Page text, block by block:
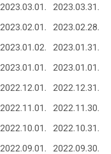
2023.03.01.
2023.03.31.
2023.02.01.
2023.02.28.
2023.01.02.
2023.01.31.
2023.01.01.
2023.01.01.
2022.12.01.
2022.12.31.
2022.11.01.
2022.11.30.
2022.10.01.
2022.10.31.
2022.09.01.
2022.09.30.